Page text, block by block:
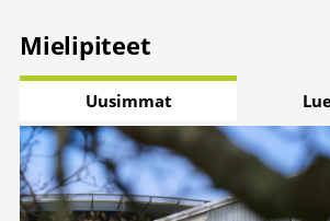
Mielipiteet
Uusimmat